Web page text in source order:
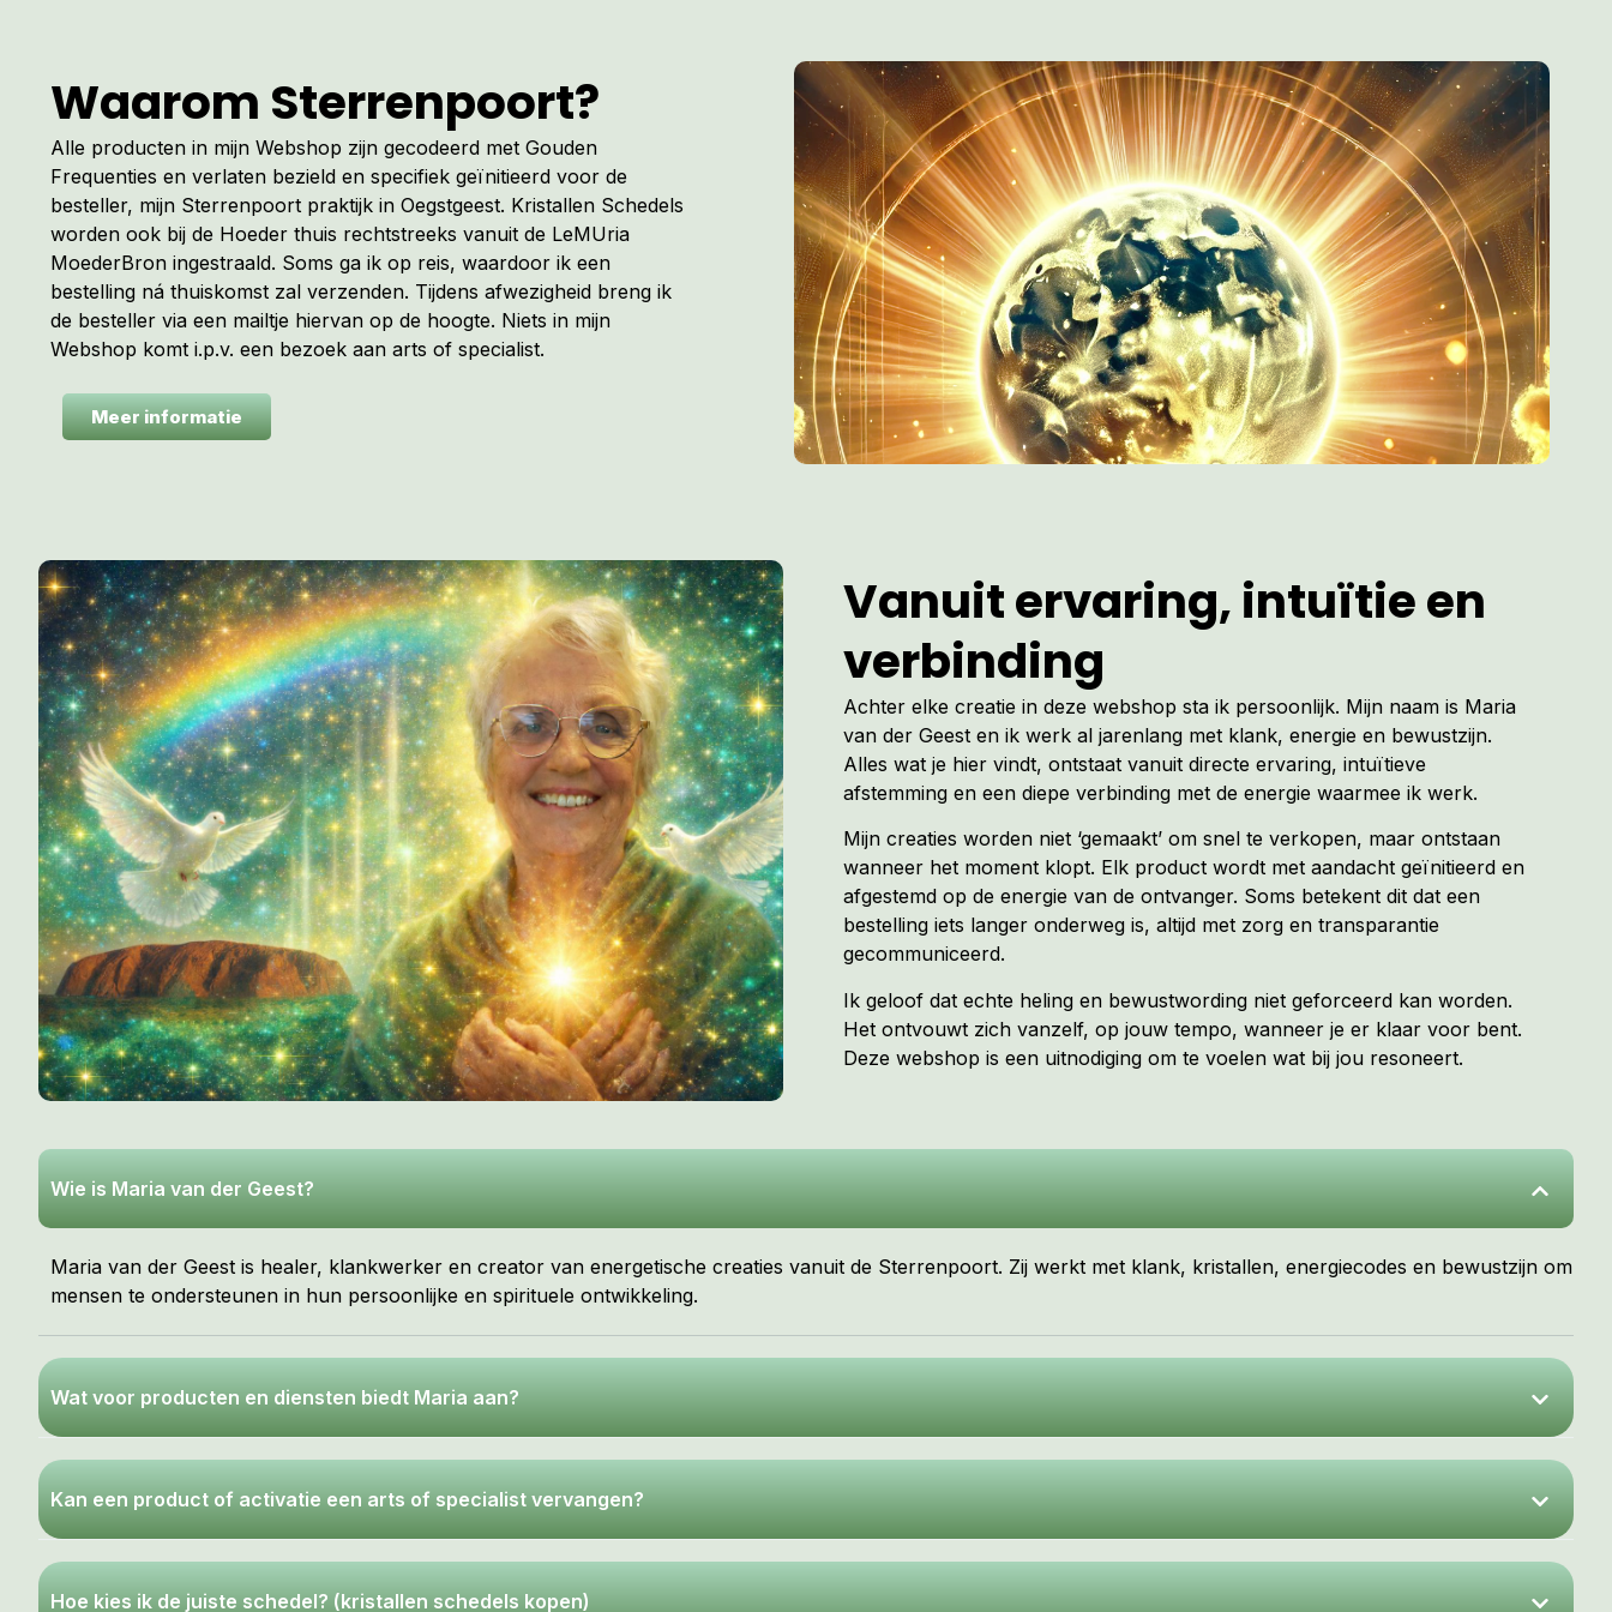
Waarom Sterrenpoort?
Alle producten in mijn Webshop zijn gecodeerd met Gouden
Frequenties en verlaten bezield en specifiek geïnitieerd voor de
besteller, mijn Sterrenpoort praktijk in Oegstgeest. Kristallen Schedels
worden ook bij de Hoeder thuis rechtstreeks vanuit de LeMUria
MoederBron ingestraald. Soms ga ik op reis, waardoor ik een
bestelling ná thuiskomst zal verzenden. Tijdens afwezigheid breng ik
de besteller via een mailtje hiervan op de hoogte. Niets in mijn
Webshop komt i.p.v. een bezoek aan arts of specialist.
Meer informatie
Vanuit ervaring, intuïtie en
verbinding
Achter elke creatie in deze webshop sta ik persoonlijk. Mijn naam is Maria
van der Geest en ik werk al jarenlang met klank, energie en bewustzijn.
Alles wat je hier vindt, ontstaat vanuit directe ervaring, intuïtieve
afstemming en een diepe verbinding met de energie waarmee ik werk.
Mijn creaties worden niet ‘gemaakt’ om snel te verkopen, maar ontstaan
wanneer het moment klopt. Elk product wordt met aandacht geïnitieerd en
afgestemd op de energie van de ontvanger. Soms betekent dit dat een
bestelling iets langer onderweg is, altijd met zorg en transparantie
gecommuniceerd.
Ik geloof dat echte heling en bewustwording niet geforceerd kan worden.
Het ontvouwt zich vanzelf, op jouw tempo, wanneer je er klaar voor bent.
Deze webshop is een uitnodiging om te voelen wat bij jou resoneert.
Wie is Maria van der Geest?
Maria van der Geest is healer, klankwerker en creator van energetische creaties vanuit de Sterrenpoort. Zij werkt met klank, kristallen, energiecodes en bewustzijn om
mensen te ondersteunen in hun persoonlijke en spirituele ontwikkeling.
Wat voor producten en diensten biedt Maria aan?
Kan een product of activatie een arts of specialist vervangen?
Hoe kies ik de juiste schedel? (kristallen schedels kopen)